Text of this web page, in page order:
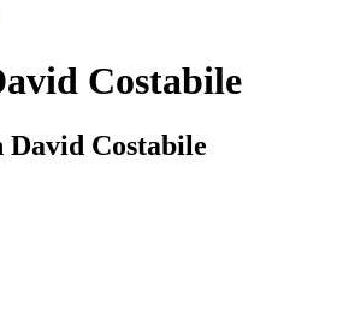
Costabile
David Costabile